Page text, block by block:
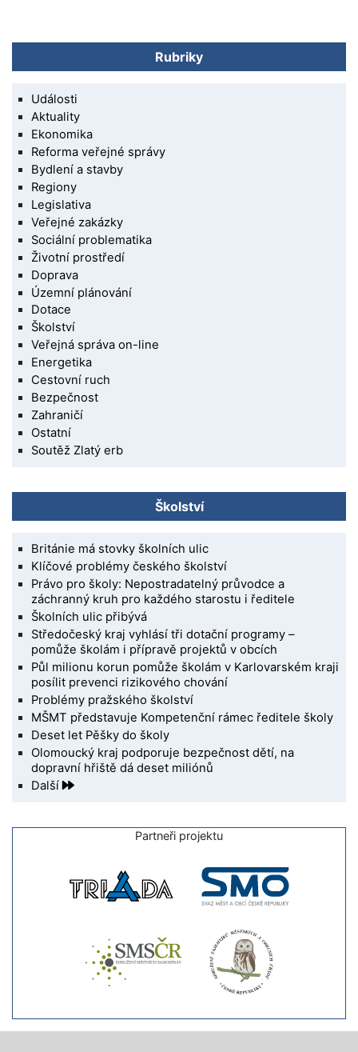
Rubriky
Události
Aktuality
Ekonomika
Reforma veřejné správy
Bydlení a stavby
Regiony
Legislativa
Veřejné zakázky
Sociální problematika
Životní prostředí
Doprava
Územní plánování
Dotace
Školství
Veřejná správa on-line
Energetika
Cestovní ruch
Bezpečnost
Zahraničí
Ostatní
Soutěž Zlatý erb
Školství
Británie má stovky školních ulic
Klíčové problémy českého školství
Právo pro školy: Nepostradatelný průvodce a
záchranný kruh pro každého starostu i ředitele
Školních ulic přibývá
Středočeský kraj vyhlásí tři dotační programy –
pomůže školám i přípravě projektů v obcích
Půl milionu korun pomůže školám v Karlovarském kraji
posílit prevenci rizikového chování
Problémy pražského školství
MŠMT představuje Kompetenční rámec ředitele školy
Deset let Pěšky do školy
Olomoucký kraj podporuje bezpečnost dětí, na
dopravní hřiště dá deset miliónů
Další
Partneři projektu